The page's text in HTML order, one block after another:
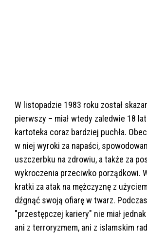
W listopadzie 1983 roku został
pierwszy – miał wtedy zaledwie 18
kartoteka coraz bardziej puchła.
w niej wyroki za napaści,
uszczerbku na zdrowiu, a także za
wykroczenia przeciwko porządkowi.
kratki za atak na mężczyznę z
dźgnąć swoją ofiarę w twarz.
"przestępczej kariery" nie miał
ani z terroryzmem, ani z islamskim